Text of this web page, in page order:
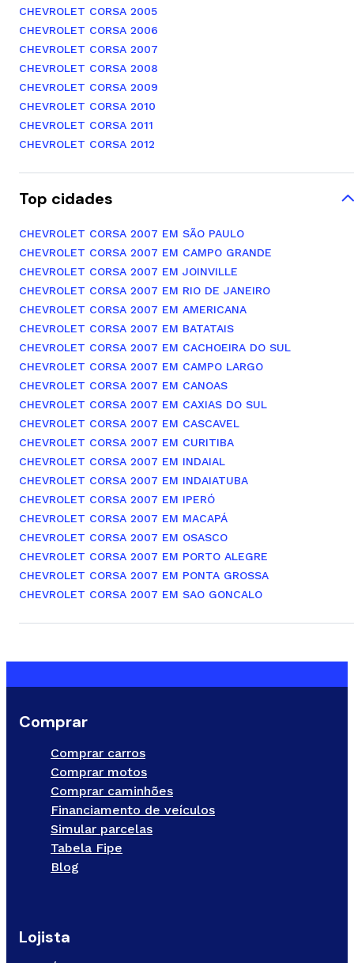
CHEVROLET CORSA 2005
CHEVROLET CORSA 2006
CHEVROLET CORSA 2007
CHEVROLET CORSA 2008
CHEVROLET CORSA 2009
CHEVROLET CORSA 2010
CHEVROLET CORSA 2011
CHEVROLET CORSA 2012
Top cidades
CHEVROLET CORSA 2007 EM SÃO PAULO
CHEVROLET CORSA 2007 EM CAMPO GRANDE
CHEVROLET CORSA 2007 EM JOINVILLE
CHEVROLET CORSA 2007 EM RIO DE JANEIRO
CHEVROLET CORSA 2007 EM AMERICANA
CHEVROLET CORSA 2007 EM BATATAIS
CHEVROLET CORSA 2007 EM CACHOEIRA DO SUL
CHEVROLET CORSA 2007 EM CAMPO LARGO
CHEVROLET CORSA 2007 EM CANOAS
CHEVROLET CORSA 2007 EM CAXIAS DO SUL
CHEVROLET CORSA 2007 EM CASCAVEL
CHEVROLET CORSA 2007 EM CURITIBA
CHEVROLET CORSA 2007 EM INDAIAL
CHEVROLET CORSA 2007 EM INDAIATUBA
CHEVROLET CORSA 2007 EM IPERÓ
CHEVROLET CORSA 2007 EM MACAPÁ
CHEVROLET CORSA 2007 EM OSASCO
CHEVROLET CORSA 2007 EM PORTO ALEGRE
CHEVROLET CORSA 2007 EM PONTA GROSSA
CHEVROLET CORSA 2007 EM SAO GONCALO
Comprar
Comprar carros
Comprar motos
Comprar caminhões
Financiamento de veículos
Simular parcelas
Tabela Fipe
Blog
Lojista